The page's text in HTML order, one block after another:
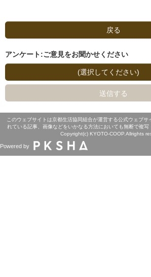
戻る
アンケート:ご意見をお聞かせください
(選択してください)
送信する
このウェブサイトは京都生活協同組合が運営する公式ウェブサ
れている記事、画像などをいかなる方法においても無断で複写
Copyright(c) KYOTO-COOP.Allrights
Powered by